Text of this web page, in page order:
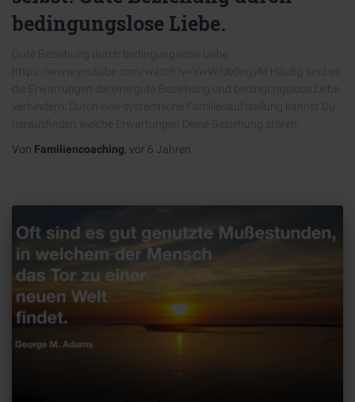
bedingungslose Liebe.
Gute Beziehung durch bedingungslose Liebe.
https://www.youtube.com/watch?v=YwWiUb0ngyM Häufig sind es
die Erwartungen die eine gute Beziehung und bedingungslose Liebe
verhindern. Durch eine systemische Familienaufstellung kannst Du
herausfinden welche Erwartungen Deine Beziehung stören.
Von Familiencoaching , vor 6 Jahren